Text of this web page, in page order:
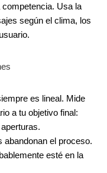
Usa la
según el clima, los
es lineal. Mide
a tu objetivo final:
abandonan el proceso.
esté en la